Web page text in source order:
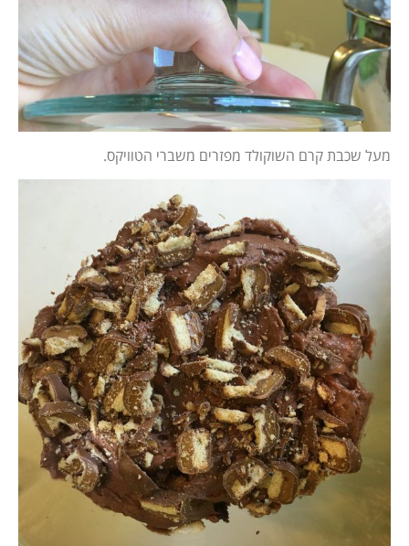
מעל שכבת קרם השוקולד מפזרים משברי הטוויקס.